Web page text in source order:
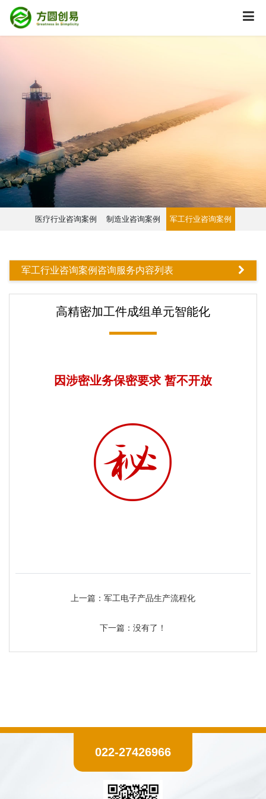
医疗行业咨询案例 制造业咨询案例 军工行业咨询案例
军工行业咨询案例咨询服务内容列表
高精密加工件成组单元智能化
因涉密业务保密要求 暂不开放
上一篇： 军工电子产品生产流程化
下一篇：没有了！
022-27426966